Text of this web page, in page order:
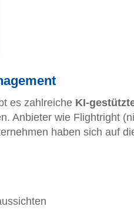
es zahlreiche KI-
Anbieter wie Flightright
haben sich auf